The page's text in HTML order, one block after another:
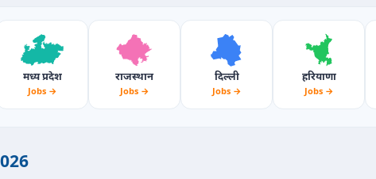
मध्य प्रदेश
Jobs →
राजस्थान
Jobs →
दिल्ली
Jobs →
हरियाणा
Jobs →